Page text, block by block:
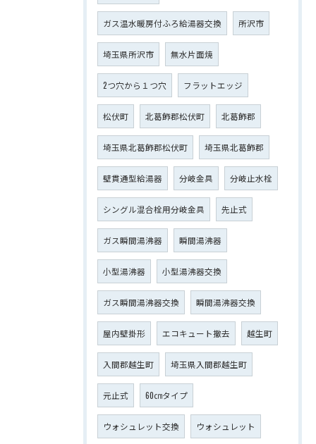
ガス温水暖房付ふろ給湯器交換 所沢市
埼玉県所沢市 無水片面焼
2つ穴から１つ穴 フラットエッジ
松伏町 北葛飾郡松伏町 北葛飾郡
埼玉県北葛飾郡松伏町 埼玉県北葛飾郡
壁貫通型給湯器 分岐金具 分岐止水栓
シングル混合栓用分岐金具 先止式
ガス瞬間湯沸器 瞬間湯沸器
小型湯沸器 小型湯沸器交換
ガス瞬間湯沸器交換 瞬間湯沸器交換
屋内壁掛形 エコキュート撤去 越生町
入間郡越生町 埼玉県入間郡越生町
元止式 60㎝タイプ
ウォシュレット交換 ウォシュレット